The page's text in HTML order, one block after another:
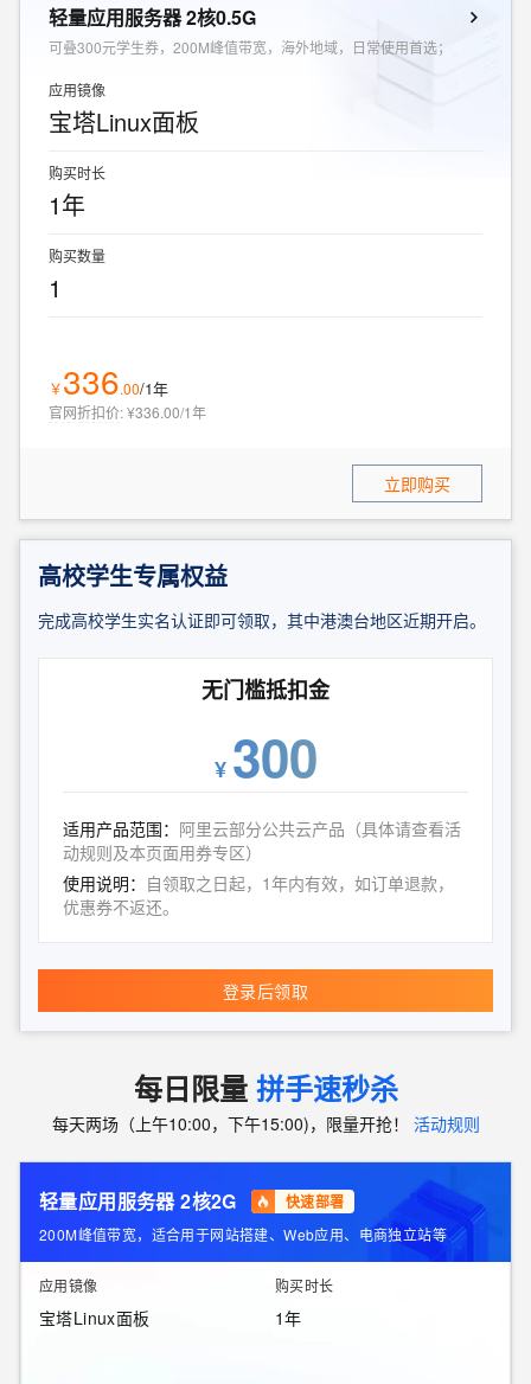
轻量应用服务器 2核0.5G
可叠300元学生券，200M峰值带宽，海外地域，日常使用首选；
应用镜像
宝塔Linux面板
购买时长
1年
购买数量
1
￥336.00/1年
官网折扣价:¥336.00/1年
立即购买
高校学生专属权益
完成高校学生实名认证即可领取，其中港澳台地区近期开启。
无门槛抵扣金
¥ 300
适用产品范围： 阿里云部分公共云产品（具体请查看活
动规则及本页面用券专区）
使用说明： 自领取之日起，1年内有效，如订单退款，
优惠券不返还。
登录后领取
每日限量 拼手速秒杀
每天两场（上午10:00，下午15:00)，限量开抢！ 活动规则
轻量应用服务器 2核2G 快速部署
200M峰值带宽，适合用于网站搭建、Web应用、电商独立站等
应用镜像
宝塔Linux面板
购买时长
1年